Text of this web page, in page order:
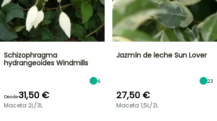
Schizophragma
hydrangeoides Windmills
6
Desde31,50 €
Maceta 2L/3L
Jazmín de leche Sun Lover
23
27,50 €
Maceta 1,5L/2L